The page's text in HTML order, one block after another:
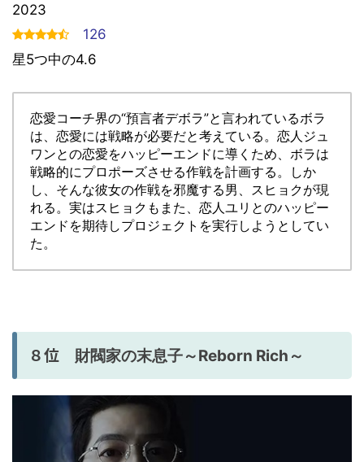
2023
126
星5つ中の4.6
恋愛コーチ界の“預言者デボラ”と言われているボラ
は、恋愛には戦略が必要だと考えている。恋人ジュ
ワンとの恋愛をハッピーエンドに導くため、ボラは
戦略的にプロポーズさせる作戦を計画する。しか
し、そんな彼女の作戦を邪魔する男、スヒョクが現
れる。実はスヒョクもまた、恋人ユリとのハッピー
エンドを期待しプロジェクトを実行しようとしてい
た。
８位 財閥家の末息子～Reborn Rich～